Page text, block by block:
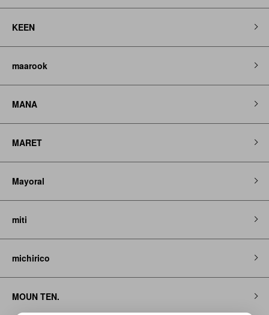
KEEN
maarook
MANA
MARET
Mayoral
miti
michirico
MOUN TEN.